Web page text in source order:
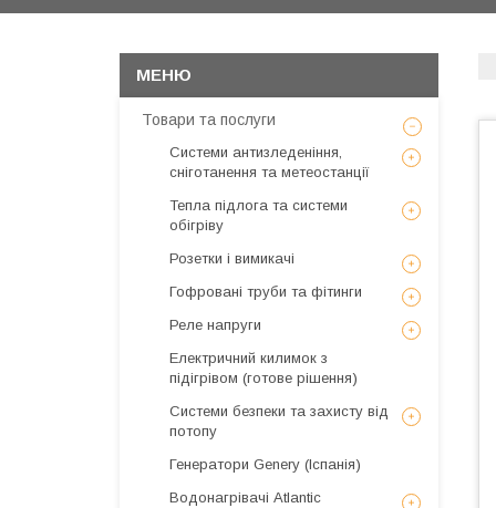
Товари та послуги
Системи антизледеніння,
сніготанення та метеостанції
Тепла підлога та системи
обігріву
Розетки і вимикачі
Гофровані труби та фітинги
Реле напруги
Електричний килимок з
підігрівом (готове рішення)
Системи безпеки та захисту від
потопу
Генератори Genery (Іспанія)
Водонагрівачі Atlantic